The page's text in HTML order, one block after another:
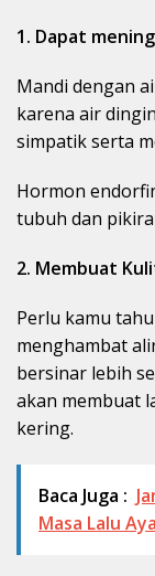
1. Dapat
Mandi dengan
karena air
simpatik serta
Hormon
tubuh dan
2. Membuat
Perlu kamu
menghambat
bersinar lebih
akan membuat
kering.
Baca Juga :
Masa Lalu